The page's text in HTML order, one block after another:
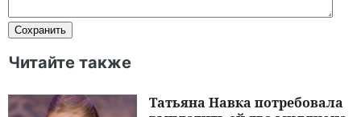
Читайте также
Татьяна Навка потребовала